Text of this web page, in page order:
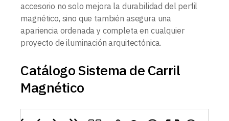
accesorio no solo mejora la durabilidad del perfil
magnético, sino que también asegura una
apariencia ordenada y completa en cualquier
proyecto de iluminación arquitectónica.
Catálogo Sistema de Carril
Magnético